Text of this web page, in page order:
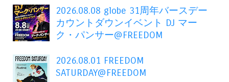
2026.08.08 globe 31周年バースデー
カウントダウンイベント DJ マー
ク・パンサー@FREEDOM
2026.08.01 FREEDOM
SATURDAY@FREEDOM